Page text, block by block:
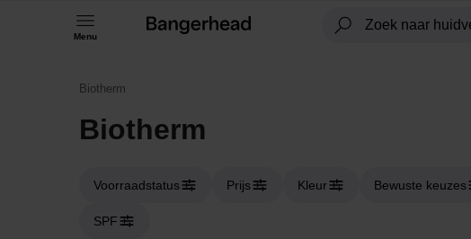
Menu
Biotherm
Biotherm
Voorraadstatus Prijs Kleur Bewuste keuzes
SPF